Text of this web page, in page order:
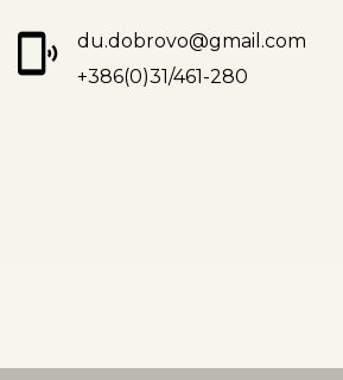
du.dobrovo@gmail.com
+386(0)31/461-280